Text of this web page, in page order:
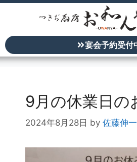
宴会予約受付
9月の休業日の
2024年8月28日 by 佐藤伸一